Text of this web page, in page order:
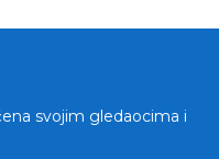
svojim gledaocima i